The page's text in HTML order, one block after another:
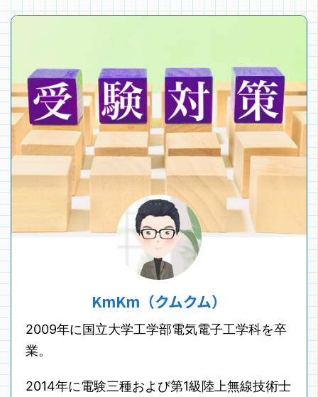
KmKm（クムクム）
2009年に国立大学工学部電気電子工学科を卒
業。
2014年に電験三種および第1級陸上無線技術士